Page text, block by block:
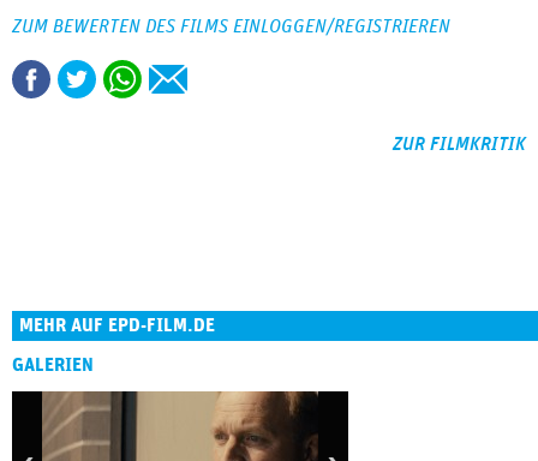
ZUM BEWERTEN DES FILMS EINLOGGEN/REGISTRIEREN
ZUR FILMKRITIK
MEHR AUF EPD-FILM.DE
GALERIEN